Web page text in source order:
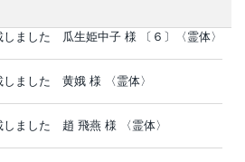
ました 瓜生姫中子 様 〔６〕〈霊体〉
ました 黄娥 様 〈霊体〉
ました 趙 飛燕 様 〈霊体〉